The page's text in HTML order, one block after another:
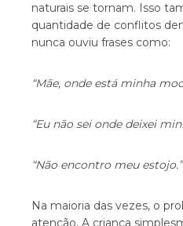
naturais se tornam. Isso
quantidade de conflitos
nunca ouviu frases como:
“Mãe, onde está minha
“Eu não sei onde deixei
“Não encontro meu estojo.”
Na maioria das vezes, o
atenção. A criança